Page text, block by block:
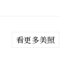
看更多美照